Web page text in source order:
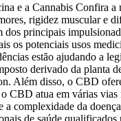
e a Cannabis Confira
rigidez muscular e
principais
os potenciais usos
estão ajudando a
derivado da
Além disso, o CBD
CBD atua em várias
complexidade da
de saúde